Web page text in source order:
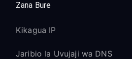
Zana Bure
Kikagua IP
Jaribio la Uvujaji wa DNS